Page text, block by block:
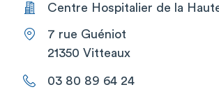
Centre Hospitalier de la
7 rue Guéniot
21350 Vitteaux
03 80 89 64 24